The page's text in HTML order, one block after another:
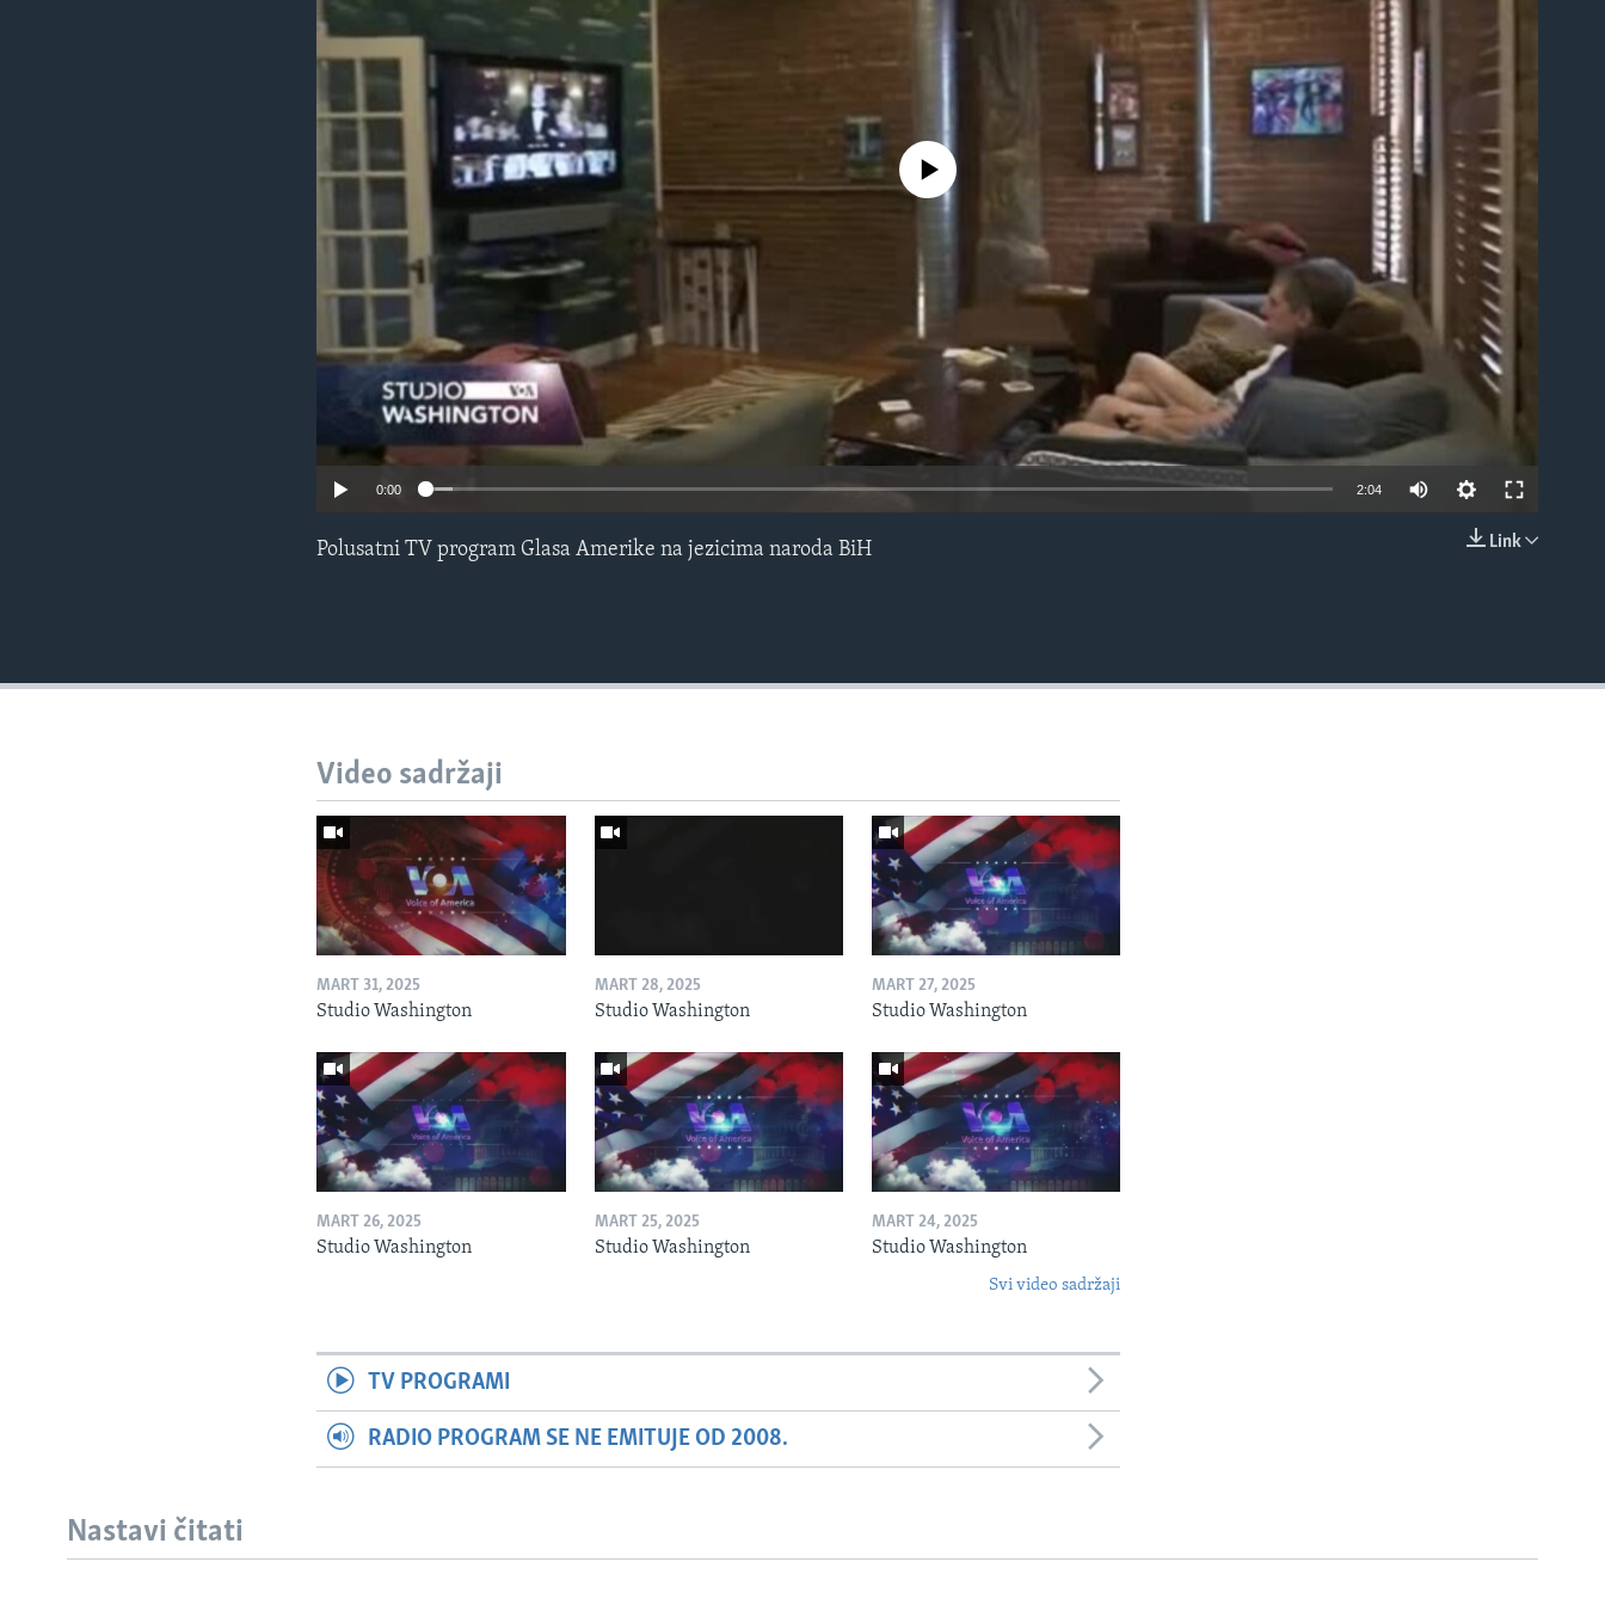
No media source currently available
0:00 2:04
Link
Polusatni TV program Glasa Amerike na jezicima naroda BiH
Video sadržaji
MART 31, 2025
Studio Washington
MART 28, 2025
Studio Washington
MART 27, 2025
Studio Washington
MART 26, 2025
Studio Washington
MART 25, 2025
Studio Washington
MART 24, 2025
Studio Washington
Svi video sadržaji
TV PROGRAMI
RADIO PROGRAM SE NE EMITUJE OD 2008.
Nastavi čitati